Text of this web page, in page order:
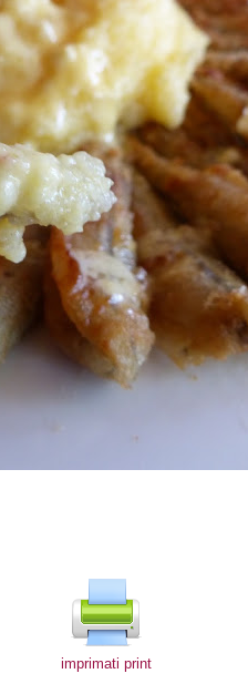
imprimati print